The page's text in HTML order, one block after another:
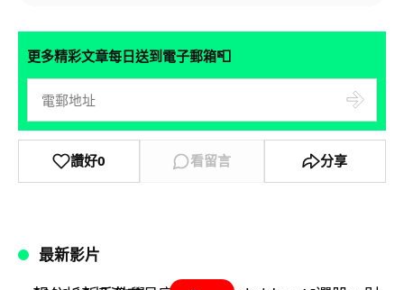
更多精彩文章每日送到電子郵箱📮
讚好0 看留言 分享
最新影片